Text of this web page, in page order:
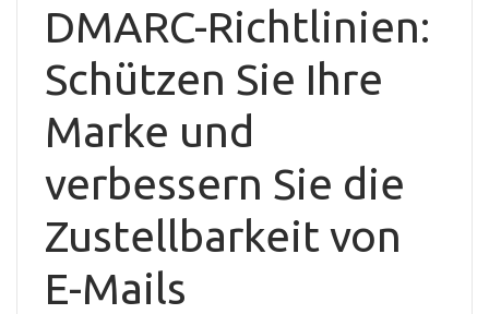
DMARC-Richtlinien:
Schützen Sie Ihre
Marke und
verbessern Sie die
Zustellbarkeit von
E-Mails